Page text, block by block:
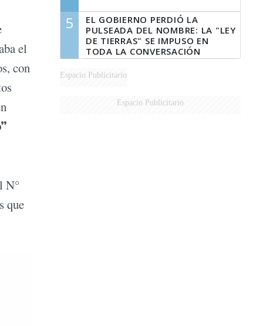
el
con
N°
que
5
EL GOBIERNO PERDIÓ LA
PULSEADA DEL NOMBRE: LA "LEY
DE TIERRAS" SE IMPUSO EN
TODA LA CONVERSACIÓN
DIGITAL
Espacio Publicitario
Espacio Publicitario